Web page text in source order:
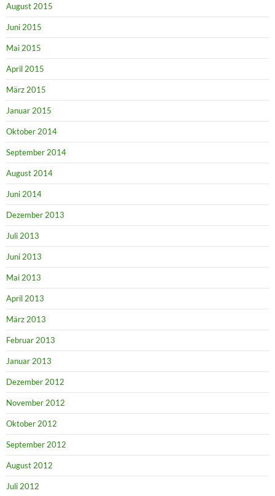
August 2015
Juni 2015
Mai 2015
April 2015
März 2015
Januar 2015
Oktober 2014
September 2014
August 2014
Juni 2014
Dezember 2013
Juli 2013
Juni 2013
Mai 2013
April 2013
März 2013
Februar 2013
Januar 2013
Dezember 2012
November 2012
Oktober 2012
September 2012
August 2012
Juli 2012